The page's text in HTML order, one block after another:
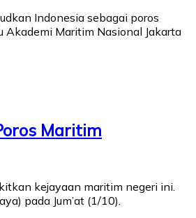
Indonesia sebagai poros
Akademi Maritim Nasional Jakarta
Maritim
kejayaan maritim negeri ini.
pada Jum’at (1/10).